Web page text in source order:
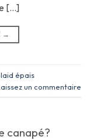
[…]
→
épais
un commentaire
canapé?